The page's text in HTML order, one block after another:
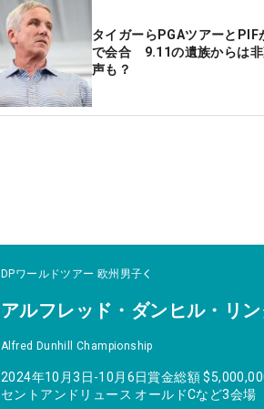
タイガーらPGAツアーとPIF
で会合 9.11の遺族からは非
声も？
DPワールドツアー 欧州男子
アルフレッド・ダンヒル・リ
Alfred Dunhill Championship
2024年10月3日-10月6日賞金総額
セントアンドリュース オールドCなど3会場